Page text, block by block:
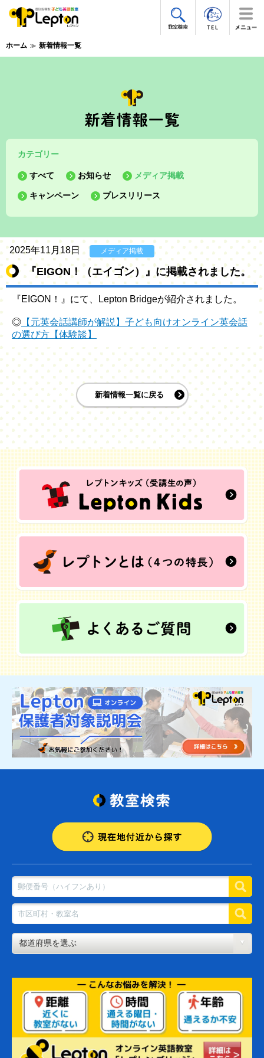
ホーム 新着情報一覧
カテゴリー
すべて お知らせ メディア掲載
キャンペーン プレスリリース
2025年11月18日 メディア掲載
『EIGON！（エイゴン）』に掲載されました。
『EIGON！』にて、Lepton Bridgeが紹介されました。
◎ 【元英会話講師が解説】子ども向けオンライン英会話
の選び方【体験談】
新着情報一覧に戻る